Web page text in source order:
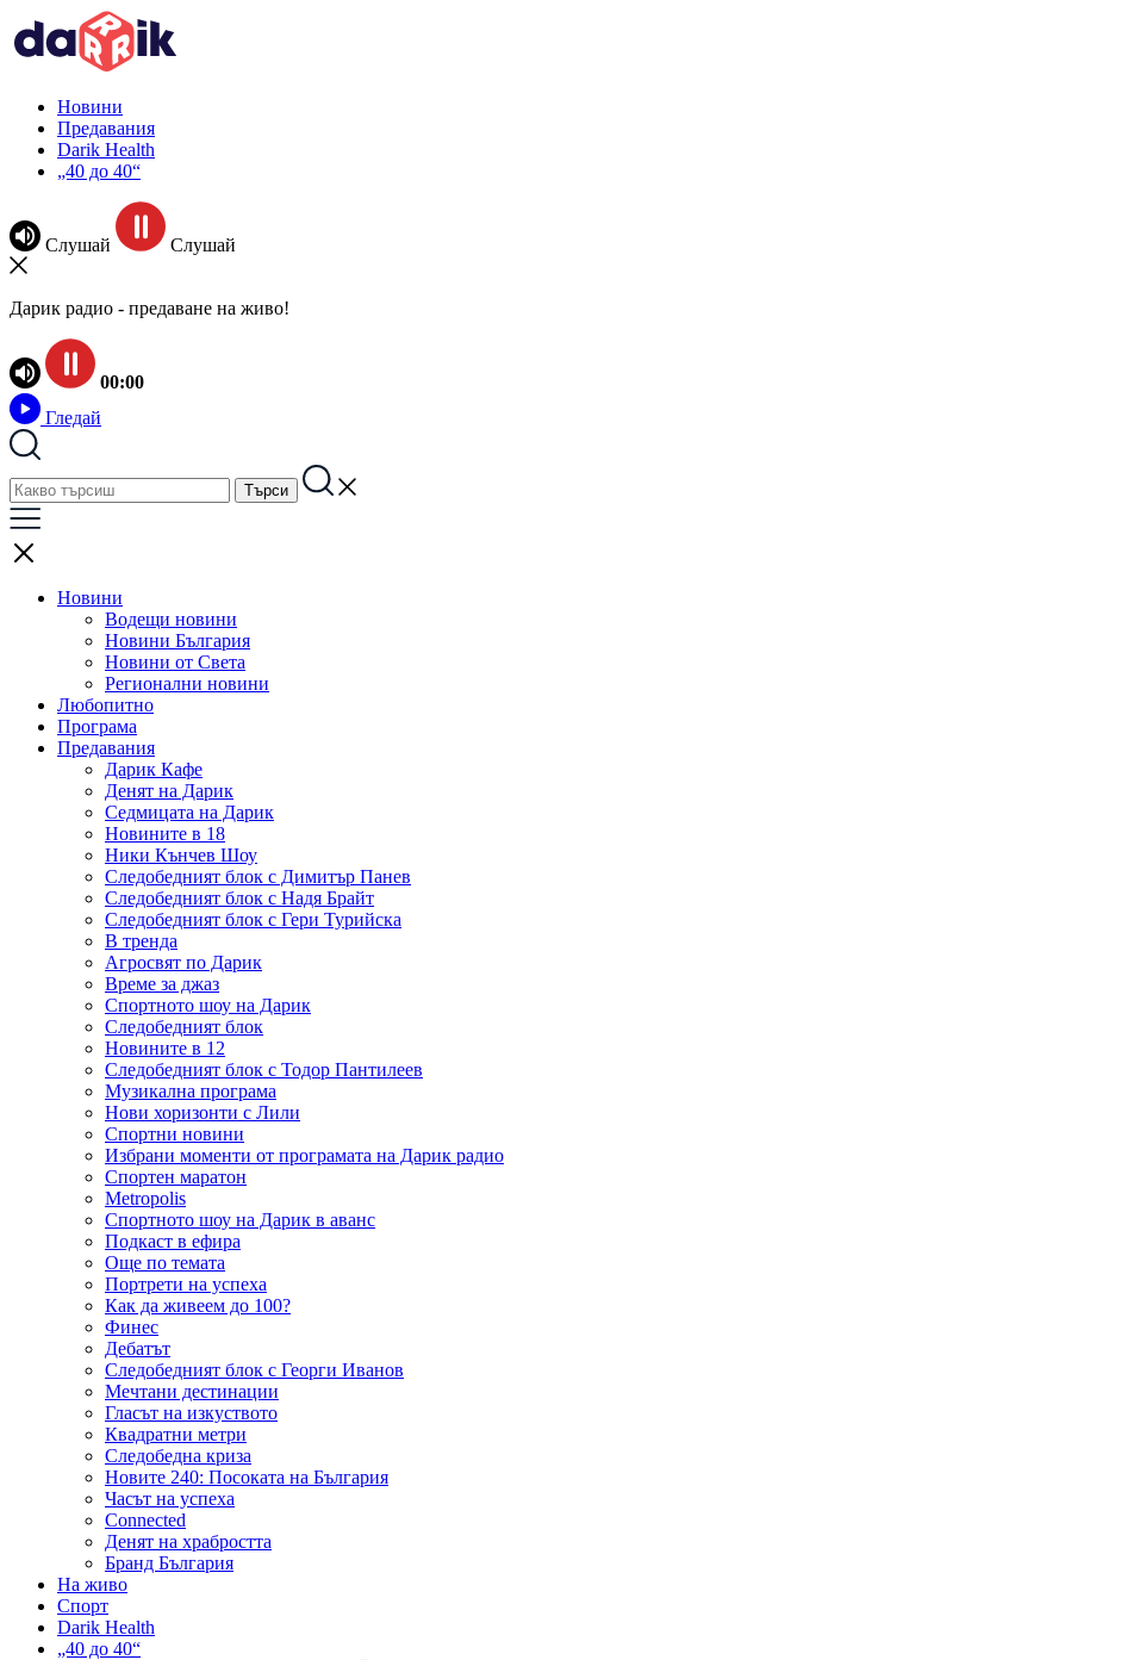
Новини
Предавания
Darik Health
„40 до 40“
Слушай Слушай
Дарик радио - предаване на живо!
00:00
Гледай
Новини
Водещи новини
Новини България
Новини от Света
Регионални новини
Любопитно
Програма
Предавания
Дарик Кафе
Денят на Дарик
Седмицата на Дарик
Новините в 18
Ники Кънчев Шоу
Следобедният блок с Димитър Панев
Следобедният блок с Надя Брайт
Следобедният блок с Гери Турийска
В тренда
Агросвят по Дарик
Време за джаз
Спортното шоу на Дарик
Следобедният блок
Новините в 12
Следобедният блок с Тодор Пантилеев
Музикална програма
Нови хоризонти с Лили
Спортни новини
Избрани моменти от програмата на Дарик радио
Спортен маратон
Metropolis
Спортното шоу на Дарик в аванс
Подкаст в ефира
Още по темата
Портрети на успеха
Как да живеем до 100?
Финес
Дебатът
Следобедният блок с Георги Иванов
Мечтани дестинации
Гласът на изкуството
Квадратни метри
Следобедна криза
Новите 240: Посоката на България
Часът на успеха
Connected
Денят на храбростта
Бранд България
На живо
Спорт
Darik Health
„40 до 40“